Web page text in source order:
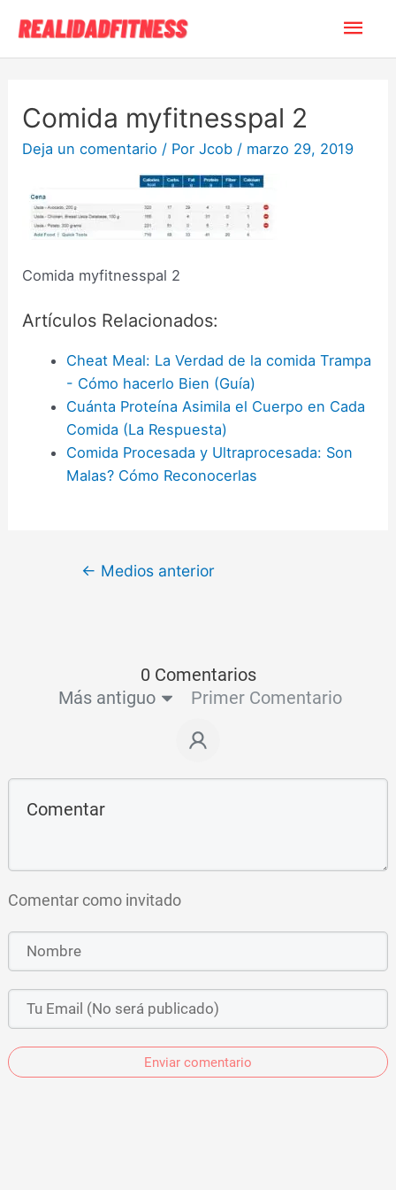
Comida myfitnesspal 2
Deja un comentario / PorJcob / marzo 29, 2019
Comida myfitnesspal 2
Artículos Relacionados:
Cheat Meal: La Verdad de la comida Trampa
- Cómo hacerlo Bien (Guía)
Cuánta Proteína Asimila el Cuerpo en Cada
Comida (La Respuesta)
Comida Procesada y Ultraprocesada: Son
Malas? Cómo Reconocerlas
← Medios anterior
0 Comentarios
Más antiguo
Primer Comentario
Comentar como invitado
Enviar comentario